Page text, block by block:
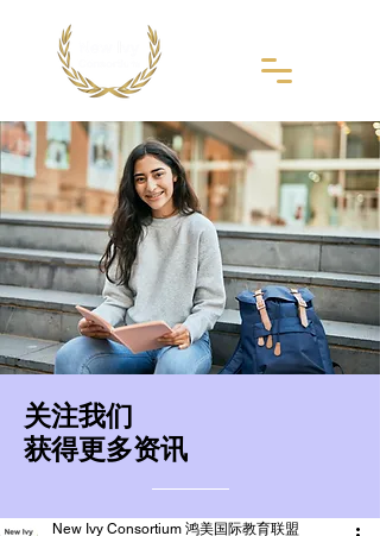
​关注我们
获得更多资讯
New Ivy Consortium 鸿美国际教育联盟